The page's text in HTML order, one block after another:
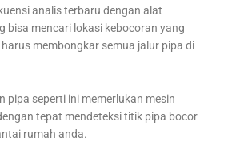
analis terbaru dengan alat
bisa mencari lokasi kebocoran yang
membongkar semua jalur pipa di
pipa seperti ini memerlukan mesin
tepat mendeteksi titik pipa bocor
rumah anda.